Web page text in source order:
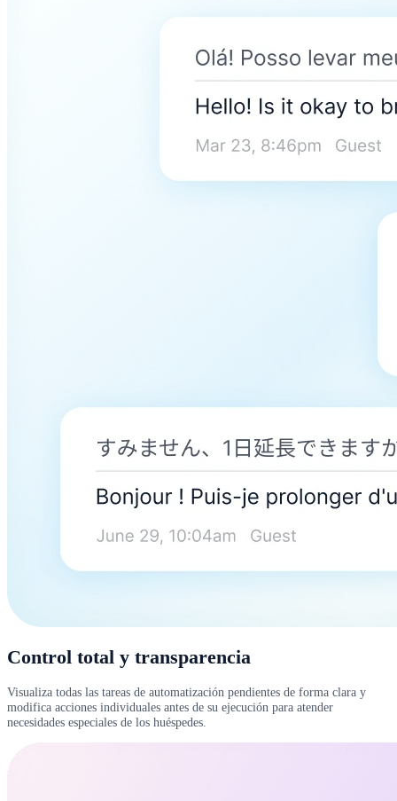
Control total y transparencia
Visualiza todas las tareas de automatización pendientes de forma clara y
modifica acciones individuales antes de su ejecución para atender
necesidades especiales de los huéspedes.